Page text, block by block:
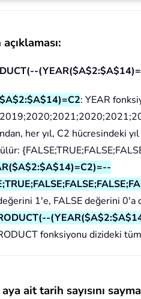
: YEAR
her yıl, C2 hücresindeki
1'e, FALSE değerini
fonksiyonu dizideki
ait tarih sayısını sayma